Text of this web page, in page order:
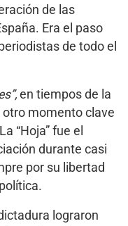
de las
Era el paso
de todo el
en tiempos de la
momento clave
“Hoja” fue el
durante casi
por su libertad
lograron